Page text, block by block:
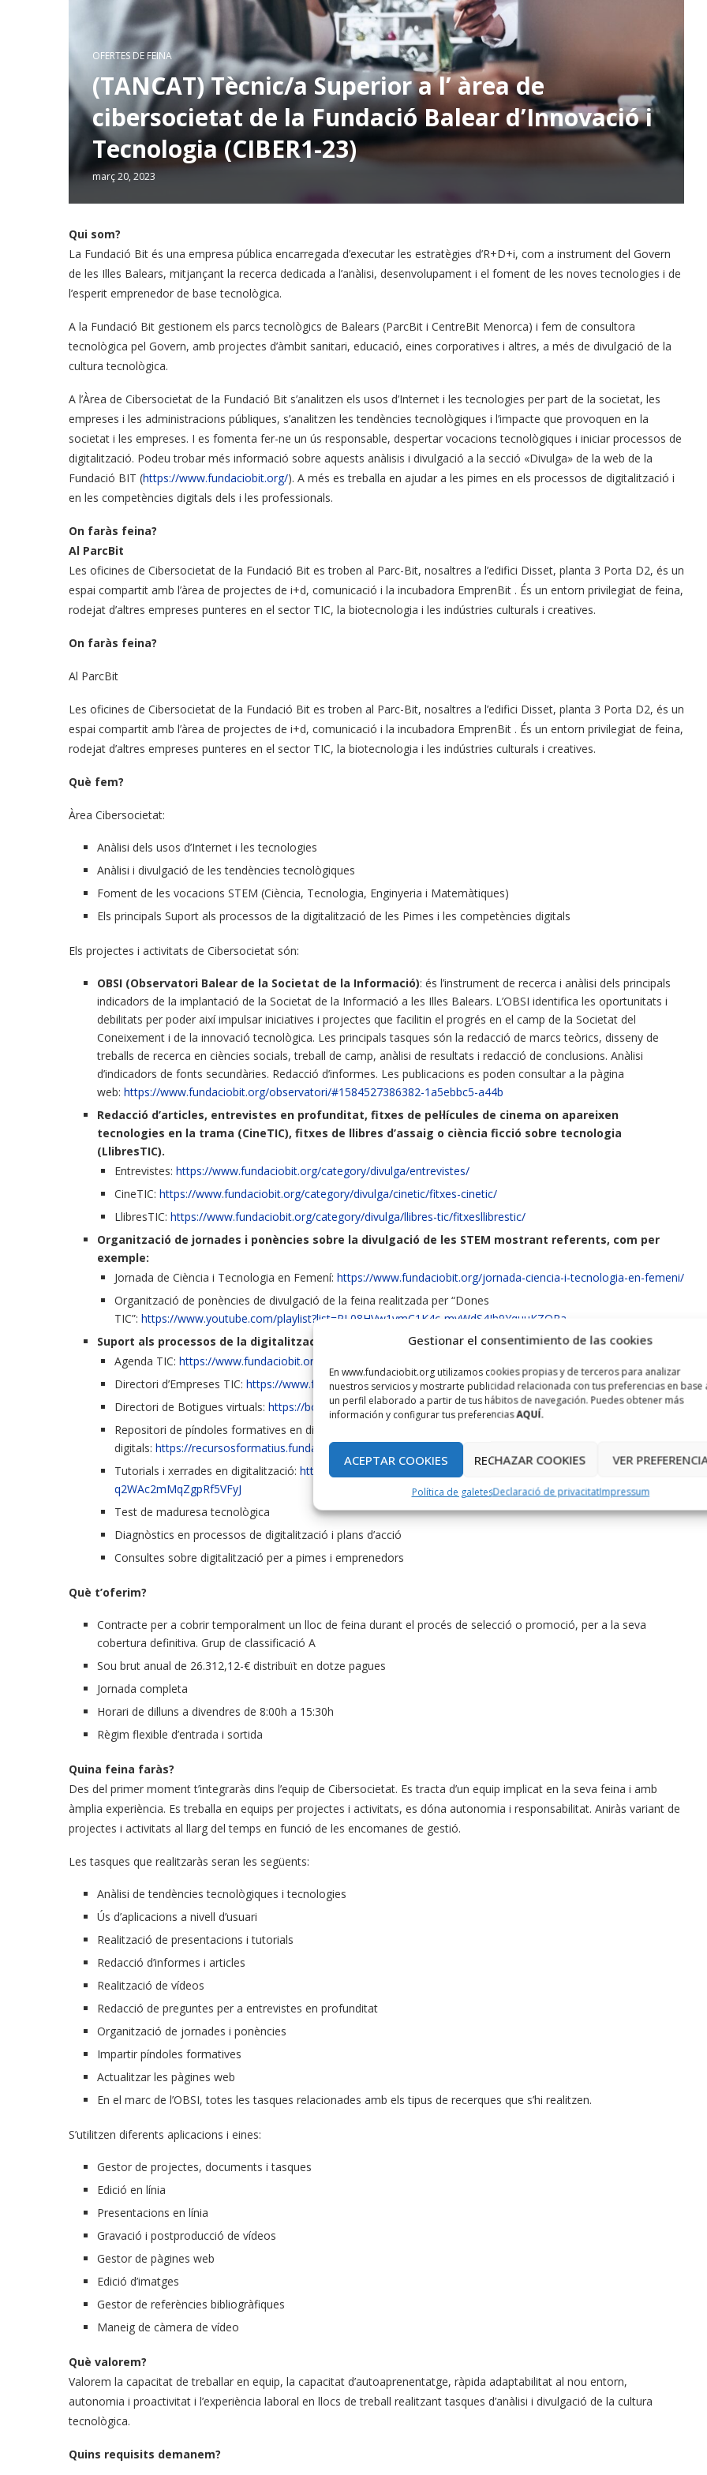
Gestionar el consentimiento de las cookies
En www.fundaciobit.org utilizamos cookies propias y de terceros para analizar
nuestros servicios y mostrarte publicidad relacionada con tus preferencias en base
un perfil elaborado a partir de tus hábitos de navegación. Puedes obtener más
información y configurar tus preferenciasAQUÍ.
ACEPTAR COOKIES RECHAZAR COOKIES VER
Política de galetesDeclaració de privacitatImpressum
OFERTES DE FEINA
(TANCAT) Tècnic/a Superior a l’ àrea de
cibersocietat de la Fundació Balear d’Innovació i
Tecnologia (CIBER1-23)
març 20, 2023
Qui som?
La Fundació Bit és una empresa pública encarregada d’executar les estratègies d’R+D+i, com a instrument del Govern
de les Illes Balears, mitjançant la recerca dedicada a l’anàlisi, desenvolupament i el foment de les noves tecnologies i de
l’esperit emprenedor de base tecnològica.
A la Fundació Bit gestionem els parcs tecnològics de Balears (ParcBit i CentreBit Menorca) i fem de consultora
tecnològica pel Govern, amb projectes d’àmbit sanitari, educació, eines corporatives i altres, a més de divulgació de la
cultura tecnològica.
A l’Àrea de Cibersocietat de la Fundació Bit s’analitzen els usos d’Internet i les tecnologies per part de la societat, les
empreses i les administracions públiques, s’analitzen les tendències tecnològiques i l’impacte que provoquen en la
societat i les empreses. I es fomenta fer-ne un ús responsable, despertar vocacions tecnològiques i iniciar processos de
digitalització. Podeu trobar més informació sobre aquests anàlisis i divulgació a la secció «Divulga» de la web de la
Fundació BIT (https://www.fundaciobit.org/). A més es treballa en ajudar a les pimes en els processos de digitalització i
en les competències digitals dels i les professionals.
On faràs feina?
Al ParcBit
Les oficines de Cibersocietat de la Fundació Bit es troben al Parc-Bit, nosaltres a l’edifici Disset, planta 3 Porta D2, és un
espai compartit amb l’àrea de projectes de i+d, comunicació i la incubadora EmprenBit . És un entorn privilegiat de feina,
rodejat d’altres empreses punteres en el sector TIC, la biotecnologia i les indústries culturals i creatives.
On faràs feina?
Al ParcBit
Les oficines de Cibersocietat de la Fundació Bit es troben al Parc-Bit, nosaltres a l’edifici Disset, planta 3 Porta D2, és un
espai compartit amb l’àrea de projectes de i+d, comunicació i la incubadora EmprenBit . És un entorn privilegiat de feina,
rodejat d’altres empreses punteres en el sector TIC, la biotecnologia i les indústries culturals i creatives.
Què fem?
Àrea Cibersocietat:
Anàlisi dels usos d’Internet i les tecnologies
Anàlisi i divulgació de les tendències tecnològiques
Foment de les vocacions STEM (Ciència, Tecnologia, Enginyeria i Matemàtiques)
Els principals Suport als processos de la digitalització de les Pimes i les competències digitals
Els projectes i activitats de Cibersocietat són:
OBSI (Observatori Balear de la Societat de la Informació): és l’instrument de recerca i anàlisi dels principals
indicadors de la implantació de la Societat de la Informació a les Illes Balears. L’OBSI identifica les oportunitats i
debilitats per poder així impulsar iniciatives i projectes que facilitin el progrés en el camp de la Societat del
Coneixement i de la innovació tecnològica. Les principals tasques són la redacció de marcs teòrics, disseny de
treballs de recerca en ciències socials, treball de camp, anàlisi de resultats i redacció de conclusions. Anàlisi
d’indicadors de fonts secundàries. Redacció d’informes. Les publicacions es poden consultar a la pàgina
web: https://www.fundaciobit.org/observatori/#1584527386382-1a5ebbc5-a44b
Redacció d’articles, entrevistes en profunditat, fitxes de pel·lícules de cinema on apareixen
tecnologies en la trama (CineTIC), fitxes de llibres d’assaig o ciència ficció sobre tecnologia
(LlibresTIC).
Entrevistes: https://www.fundaciobit.org/category/divulga/entrevistes/
CineTIC: https://www.fundaciobit.org/category/divulga/cinetic/fitxes-cinetic/
LlibresTIC: https://www.fundaciobit.org/category/divulga/llibres-tic/fitxesllibrestic/
Organització de jornades i ponències sobre la divulgació de les STEM mostrant referents, com per
exemple:
Jornada de Ciència i Tecnologia en Femení: https://www.fundaciobit.org/jornada-ciencia-i-tecnologia-en-femeni/
Organització de ponències de divulgació de la feina realitzada per “Dones
TIC”: https://www.youtube.com/playlist?list=PL08HVw1vmC1K4c-myWdS4Jh9YquuKZQPa
Suport als processos de la digitalització de les Pimes i les competències digitals
Agenda TIC: https://www.fundaciobit.org/agenda-tic/
Directori d’Empreses TIC: https://www.fundaciobit.org/directori-dempreses-tic/
Directori de Botigues virtuals: https://botiguesvirtuals.fundaciobit.org/
Repositori de píndoles formatives en digitalització i competències
digitals: https://recursosformatius.fundaciobit.org/
Tutorials i xerrades en digitalització: https://www.youtube.com/playlist?list=PL08HVw1vmC1Ky-
q2WAc2mMqZgpRf5VFyJ
Test de maduresa tecnològica
Diagnòstics en processos de digitalització i plans d’acció
Consultes sobre digitalització per a pimes i emprenedors
Què t’oferim?
Contracte per a cobrir temporalment un lloc de feina durant el procés de selecció o promoció, per a la seva
cobertura definitiva. Grup de classificació A
Sou brut anual de 26.312,12-€ distribuït en dotze pagues
Jornada completa
Horari de dilluns a divendres de 8:00h a 15:30h
Règim flexible d’entrada i sortida
Quina feina faràs?
Des del primer moment t’integraràs dins l’equip de Cibersocietat. Es tracta d’un equip implicat en la seva feina i amb
àmplia experiència. Es treballa en equips per projectes i activitats, es dóna autonomia i responsabilitat. Aniràs variant de
projectes i activitats al llarg del temps en funció de les encomanes de gestió.
Les tasques que realitzaràs seran les següents:
Anàlisi de tendències tecnològiques i tecnologies
Ús d’aplicacions a nivell d’usuari
Realització de presentacions i tutorials
Redacció d’informes i articles
Realització de vídeos
Redacció de preguntes per a entrevistes en profunditat
Organització de jornades i ponències
Impartir píndoles formatives
Actualitzar les pàgines web
En el marc de l’OBSI, totes les tasques relacionades amb els tipus de recerques que s’hi realitzen.
S’utilitzen diferents aplicacions i eines:
Gestor de projectes, documents i tasques
Edició en línia
Presentacions en línia
Gravació i postproducció de vídeos
Gestor de pàgines web
Edició d’imatges
Gestor de referències bibliogràfiques
Maneig de càmera de vídeo
Què valorem?
Valorem la capacitat de treballar en equip, la capacitat d’autoaprenentatge, ràpida adaptabilitat al nou entorn,
autonomia i proactivitat i l’experiència laboral en llocs de treball realitzant tasques d’anàlisi i divulgació de la cultura
tecnològica.
Quins requisits demanem?